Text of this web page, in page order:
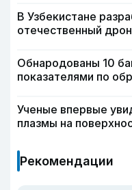
В Узбекистане
отечественный
Обнародованы 10
показателями по
Ученые впервые
плазмы на
Рекомендации